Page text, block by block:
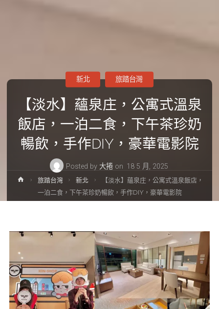
【淡水】蘊泉庄，公寓式溫泉
飯店，一泊二食，下午茶珍奶
暢飲，手作DIY，豪華電影院
Posted by 大捲 on 18 5 月, 2025
新北 旅踏台灣
Home旅踏台灣 新北
【淡水】蘊泉庄，公寓式溫泉飯店，
一泊二食，下午茶珍奶暢飲，手作DIY，豪華電影院